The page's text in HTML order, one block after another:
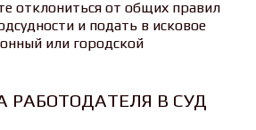
отклониться от общих правил
и подать в исковое
или городской
РАБОТОДАТЕЛЯ В СУД